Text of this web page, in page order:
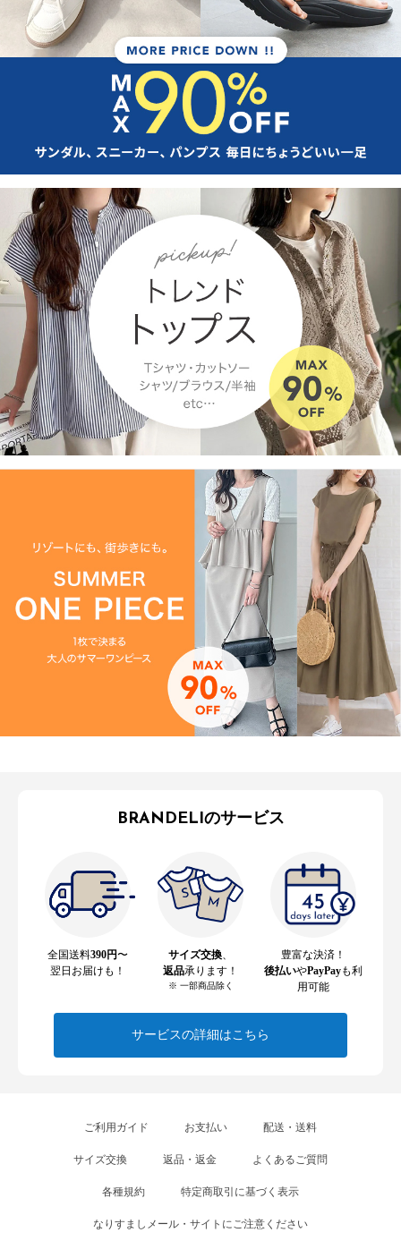
BRANDELIのサービス
全国送料390円〜
翌日お届けも！
サイズ交換
返品承ります！
※ 一部商品除く
豊富な決済！
後払いやPayPayも利
用可能
サービスの詳細はこちら
ご利用ガイド お支払い 配送・送料
サイズ交換 返品・返金 よくあるご質問
各種規約 特定商取引に基づく表示
なりすましメール・サイトにご注意ください